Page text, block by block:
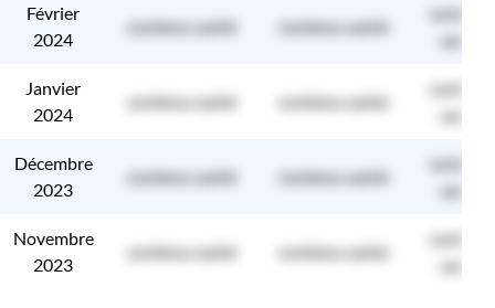
Février
2024
contenu caché contenu caché
contenu
caché
Janvier
2024
contenu caché contenu caché
contenu
caché
Décembre
2023
contenu caché contenu caché
contenu
caché
Novembre
2023
contenu caché contenu caché
contenu
caché